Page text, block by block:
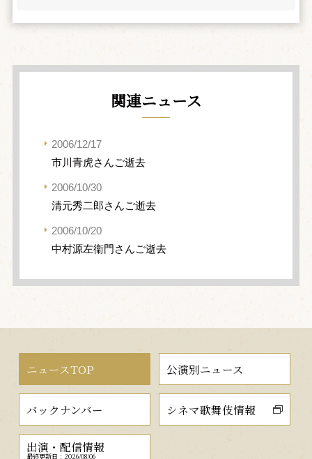
関連ニュース
2006/12/17
市川青虎さんご逝去
2006/10/30
清元秀二郎さんご逝去
2006/10/20
中村源左衞門さんご逝去
ニュースTOP 公演別ニュース
バックナンバー シネマ歌舞伎情報
出演・配信情報
最終更新日：2026/08/06